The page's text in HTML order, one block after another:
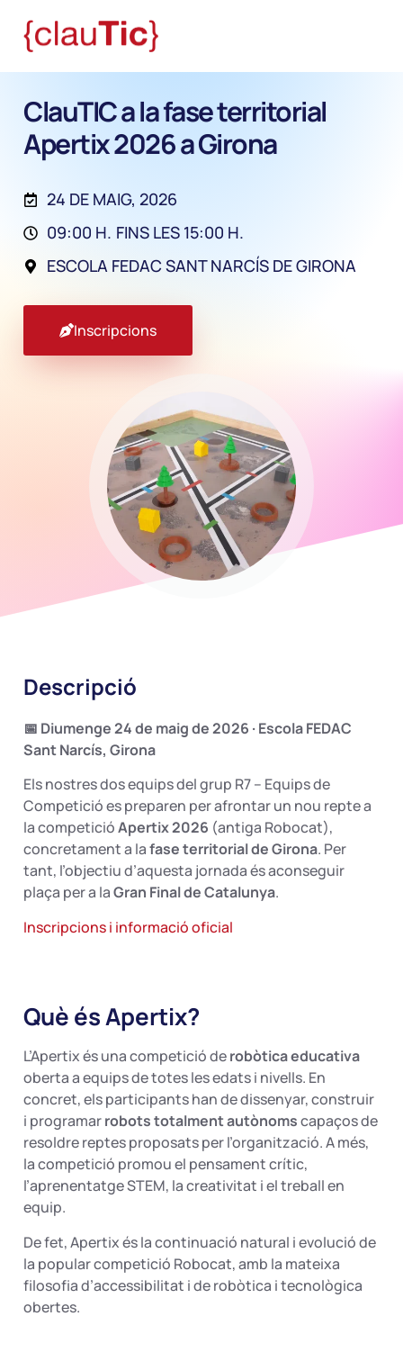
ClauTIC a la fase territorial
Apertix 2026 a Girona
24 DE MAIG, 2026
09:00 H. FINS LES 15:00 H.
ESCOLA FEDAC SANT NARCÍS DE GIRONA
Inscripcions
Descripció
📅 Diumenge 24 de maig de 2026 · Escola FEDAC
Sant Narcís, Girona
Els nostres dos equips del grup R7 – Equips de
Competició es preparen per afrontar un nou repte a
la competicióApertix 2026 (antiga Robocat),
concretament a lafase territorial de Girona. Per
tant, l’objectiu d’aquesta jornada és aconseguir
plaça per a laGran Final de Catalunya.
Inscripcions i informació oficial
Què és Apertix?
L’Apertix és una competició derobòtica educativa
oberta a equips de totes les edats i nivells. En
concret, els participants han de dissenyar, construir
i programarrobots totalment autònomscapaços de
resoldre reptes proposats per l’organització. A més,
la competició promou el pensament crític,
l’aprenentatge STEM, la creativitat i el treball en
equip.
De fet, Apertix és la continuació natural i evolució de
la popular competició Robocat, amb la mateixa
filosofia d’accessibilitat i de robòtica i tecnològica
obertes.